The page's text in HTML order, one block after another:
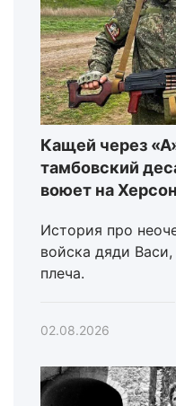
Кащей через
тамбовский
воюет на
История про
войска дяди
плеча.
02.08.2026